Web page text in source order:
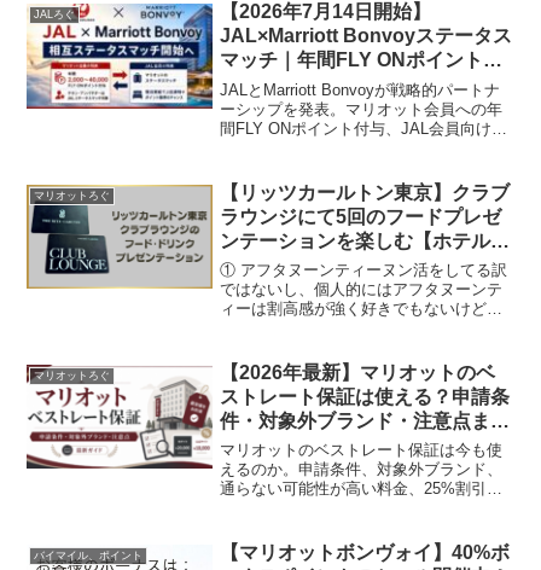
JALろぐ
【2026年7月14日開始】
JAL×Marriott Bonvoyステータス
マッチ｜年間FLY ONポイント・
連携方法を解説
JALとMarriott Bonvoyが戦略的パートナ
ーシップを発表。マリオット会員への年
間FLY ONポイント付与、JAL会員向けス
マリオットろぐ
【リッツカールトン東京】クラブ
ラウンジにて5回のフードプレゼ
ンテーションを楽しむ【ホテル滞
在記】
① アフタヌーンティーヌン活をしてる訳
ではないし、個人的にはアフタヌーンテ
ィーは割高感が強く好きでもないけども
きます小さいポーションで色々とお味や
見た目も楽しめるのは、...
マリオットろぐ
【2026年最新】マリオットのベ
ストレート保証は使える？申請条
件・対象外ブランド・注意点まと
め
マリオットのベストレート保証は今も使
えるのか。申請条件、対象外ブランド、
通らない可能性が高い料金、25%割引と
バイマイル、ポイント
【マリオットボンヴォイ】40%ボ